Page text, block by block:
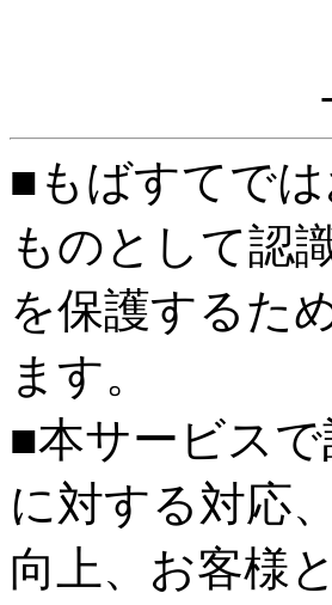
■もばすてで
ものとして認
を保護するた
ます。
■本サービス
に対する対応
向上、お客様